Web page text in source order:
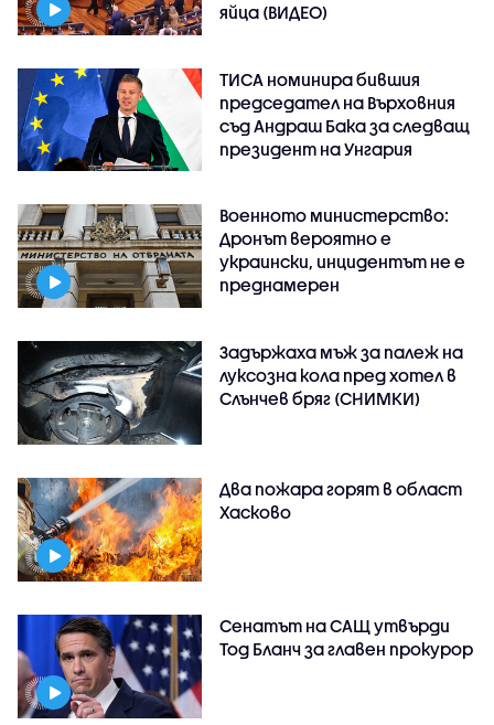
яйца (ВИДЕО)
ТИСА номинира бившия
председател на Върховния
съд Андраш Бака за следващ
президент на Унгария
Военното министерство:
Дронът вероятно е
украински, инцидентът не е
преднамерен
Задържаха мъж за палеж на
луксозна кола пред хотел в
Слънчев бряг (СНИМКИ)
Два пожара горят в област
Хасково
Сенатът на САЩ утвърди
Тод Бланч за главен прокурор